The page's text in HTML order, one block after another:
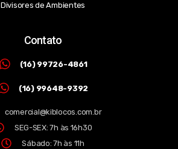
Divisores de Ambientes
Contato
(16) 99726-4861
(16) 99648-9392
comercial@kiblocos.com.br
SEG-SEX: 7h às 16h30
Sábado: 7h às 11h